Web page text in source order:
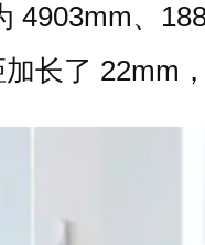
4903mm、
长了 22mm